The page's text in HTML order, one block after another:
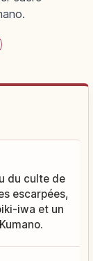
du culte de
escarpées,
iwa et un